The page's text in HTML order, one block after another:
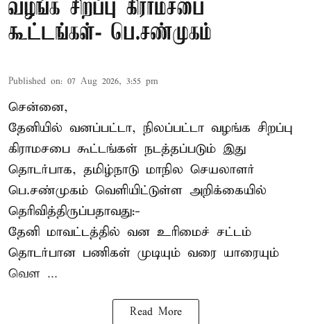
வழங்க சிறப்பு கிராமசபை
கூட்டங்கள்- பெ.சண்முகம்
Published on: 07 Aug 2026, 3:55 pm
சென்னை,
தேனியில் வனப்பட்டா, நிலப்பட்டா வழங்க சிறப்பு
கிராமசபை கூட்டங்கள் நடத்தப்படும் இது
தொடர்பாக, தமிழ்நாடு மாநில செயலாளர்
பெ.சண்முகம் வெளியிட்டுள்ள அறிக்கையில்
தெரிவித்திருப்பதாவது:-
தேனி மாவட்டத்தில் வன உரிமைச் சட்டம்
தொடர்பான பணிகள் முடியும் வரை யாரையும்
வெள ...
Read More